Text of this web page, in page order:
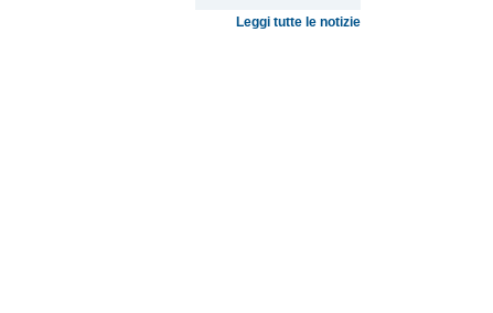
Leggi tutte le notizie